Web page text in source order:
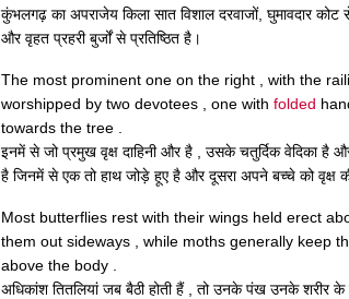
कुंभलगढ़ का अपराजेय किला सात विशाल दरवाजों, घुमावदार
और वृहत प्रहरी बुर्जों से प्रतिष्ठित है।
The most prominent one on the right , with the
worshipped by two devotees , one with folded
towards the tree .
इनमें से जो प्रमुख वृक्ष दाहिनी और है , उसके चतुर्दिक वेदिका है
है जिनमें से एक तो हाथ जोड़े हूए है और दूसरा अपने बच्चे को वृक्ष
Most butterflies rest with their wings held erect
them out sideways , while moths generally keep
above the body .
अधिकांश तितलियां जब बैठी होती हैं , तो उनके पंख उनके शरीर